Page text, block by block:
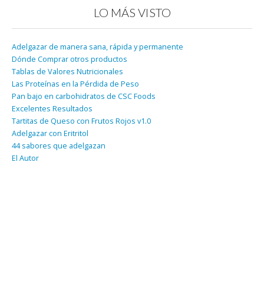
LO MÁS VISTO
Adelgazar de manera sana, rápida y permanente
Dónde Comprar otros productos
Tablas de Valores Nutricionales
Las Proteínas en la Pérdida de Peso
Pan bajo en carbohidratos de CSC Foods
Excelentes Resultados
Tartitas de Queso con Frutos Rojos v1.0
Adelgazar con Eritritol
44 sabores que adelgazan
El Autor